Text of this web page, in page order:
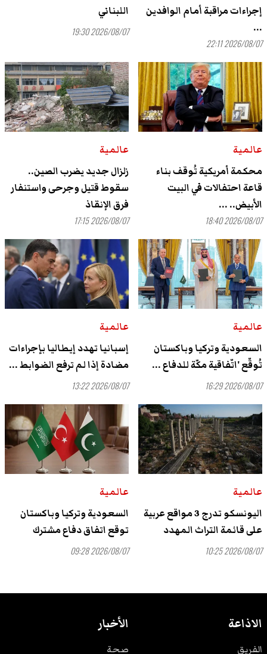
إجراءات مراقبة أمام الوافدين
...
2026/08/07 22:11
اللبناني
2026/08/07 19:30
عالمية
محكمة أمريكية تُوقف بناء
قاعة احتفالات في البيت
الأبيض.. ...
2026/08/07 18:40
عالمية
زلزال جديد يضرب الصين..
سقوط قتيل وجرحى واستنفار
فرق الإنقاذ
2026/08/07 17:15
عالمية
السعودية وتركيا وباكستان
تُوقّع 'اتّفاقية مكّة للدفاع ...
2026/08/07 16:29
عالمية
إسبانيا تهدد إيطاليا بإجراءات
مضادة إذا لم ترفع الضوابط ...
2026/08/07 13:22
عالمية
اليونسكو تدرج 3 مواقع عربية
على قائمة التراث المهدد
2026/08/07 10:25
عالمية
السعودية وتركيا وباكستان
توقع اتفاق دفاع مشترك
2026/08/07 09:28
الاذاعة
الفريق
الأخبار
صحة